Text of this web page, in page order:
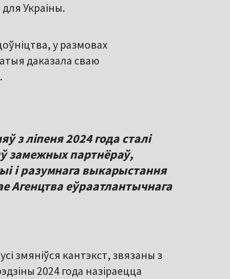
Украіны.
у размовах
даказала сваю
з ліпеня 2024 года сталі
замежных партнёраў,
і разумнага выкарыстання
Агенцтва еўраатлантычнага
змяніўся кантэкст, звязаны з
2024 года назіраецца